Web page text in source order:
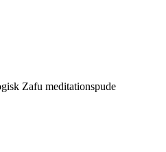
Zafu meditationspude